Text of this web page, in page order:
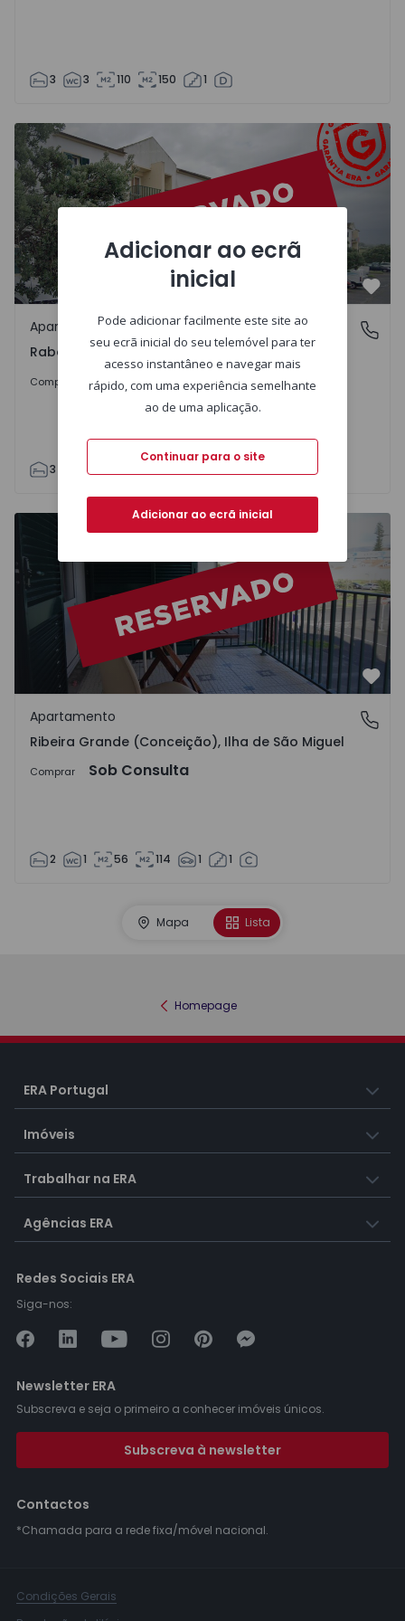
3 3 110 150 1
Apartamento T3 Ribeira Grande, Rabo de Peixe -
Rabo de Peixe, Ilha de São Miguel
Apartamento
Rabo de Peixe, Ilha de São Miguel
Comprar Sob Consulta
3
Apartamento T2 Ribeira Grande, Ribeira Grande - 817404
Ribeira Grande (Conceição), Ilha de São Miguel
Apartamento
Ribeira Grande (Conceição), Ilha de São Miguel
Comprar Sob Consulta
2 1 56 114 1 1
Mapa Lista
Homepage
ERA Portugal
Imóveis
Trabalhar na ERA
Agências ERA
Redes Sociais ERA
Siga-nos:
Newsletter ERA
Subscreva e seja o primeiro a conhecer imóveis únicos.
Subscreva à newsletter
Contactos
*Chamada para a rede fixa/móvel nacional.
Condições Gerais
Adicionar ao ecrã
inicial
Pode adicionar facilmente este site ao
seu ecrã inicial do seu telemóvel para ter
acesso instantâneo e navegar mais
rápido, com uma experiência semelhante
ao de uma aplicação.
Continuar para o site
Adicionar ao ecrã inicial